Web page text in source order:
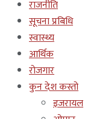
राजनीति
सूचना प्रबिधि
स्वास्थ्य
आर्थिक
रोजगार
कुन देश कस्तो
इजरायल